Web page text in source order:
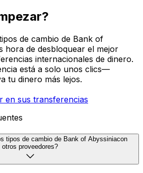
de cambio de Bank of
hora de desbloquear el mejor
internacionales de dinero.
está a solo unos clics—
tu dinero más lejos.
en sus transferencias
tipos de cambio de Bank of Abyssiniacon
otros proveedores?